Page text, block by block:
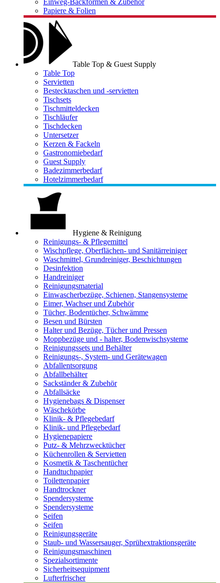
Einweg-Backformen & Zubehör
Papiere & Folien
Table Top & Guest Supply
Table Top
Servietten
Bestecktaschen und -servietten
Tischsets
Tischmitteldecken
Tischläufer
Tischdecken
Untersetzer
Kerzen & Fackeln
Gastronomiebedarf
Guest Supply
Badezimmerbedarf
Hotelzimmerbedarf
Hygiene & Reinigung
Reinigungs- & Pflegemittel
Wischpflege, Oberflächen- und Sanitärreiniger
Waschmittel, Grundreiniger, Beschichtungen
Desinfektion
Handreiniger
Reinigungsmaterial
Einwascherbezüge, Schienen, Stangensysteme
Eimer, Wachser und Zubehör
Tücher, Bodentücher, Schwämme
Besen und Bürsten
Halter und Bezüge, Tücher und Pressen
Moppbezüge und - halter, Bodenwischsysteme
Reinigungssets und Behälter
Reinigungs-, System- und Gerätewagen
Abfallentsorgung
Abfallbehälter
Sackständer & Zubehör
Abfallsäcke
Hygienebags & Dispenser
Wäschekörbe
Klinik- & Pflegebedarf
Klinik- und Pflegebedarf
Hygienepapiere
Putz- & Mehrzwecktücher
Küchenrollen & Servietten
Kosmetik & Taschentücher
Handtuchpapier
Toilettenpapier
Handtrockner
Spendersysteme
Spendersysteme
Seifen
Seifen
Reinigungsgeräte
Staub- und Wassersauger, Sprühextraktionsgeräte
Reinigungsmaschinen
Spezialsortimente
Sicherheitsequipment
Lufterfrischer